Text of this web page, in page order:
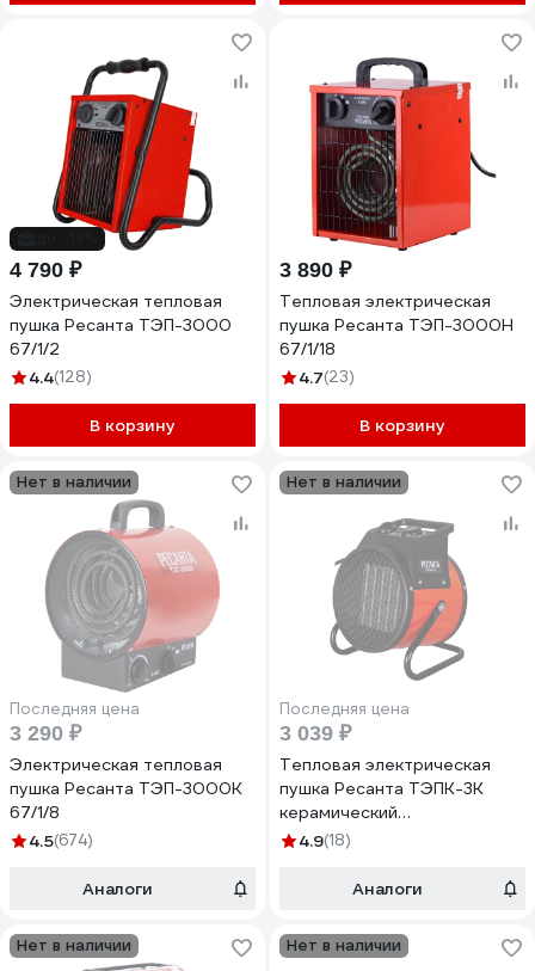
4 790 ₽
Электрическая тепловая
пушка Ресанта ТЭП-3000
67/1/2
4.4(128)
В корзину
3 890 ₽
Тепловая электрическая
пушка Ресанта ТЭП-3000Н
67/1/18
4.7(23)
В корзину
Нет в наличии
Последняя цена
3 290 ₽
Электрическая тепловая
пушка Ресанта ТЭП-3000К
67/1/8
4.5(674)
Аналоги
Нет в наличии
Последняя цена
3 039 ₽
Тепловая электрическая
пушка Ресанта ТЭПК-3K
керамический
нагревательный элемент
4.9(18)
Аналоги
Нет в наличии Нет в наличии